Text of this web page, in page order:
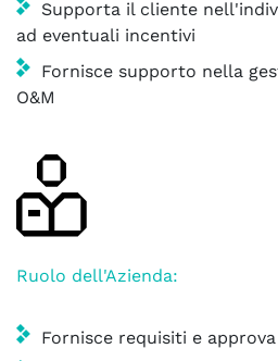
Supporta il cliente
ad eventuali incentivi
Fornisce supporto nella
O&M
Ruolo dell'Azienda:
Fornisce requisiti e